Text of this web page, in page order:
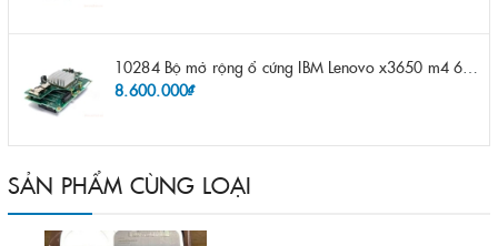
8.600.000₫
SẢN PHẨM CÙNG LOẠI